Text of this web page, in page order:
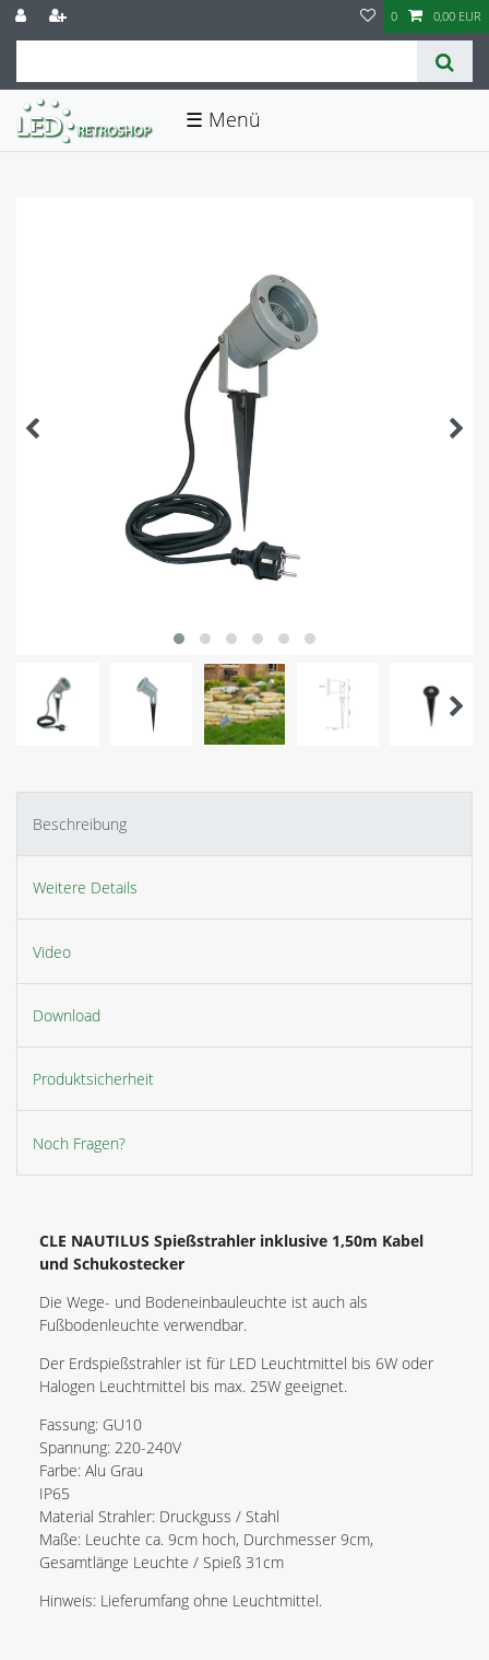
0 0,00 EUR
☰
Beschreibung
Weitere Details
Video
Download
Produktsicherheit
Noch Fragen?
CLE NAUTILUS Spießstrahler inklusive 1,50m Kabel
und Schukostecker
Die Wege- und Bodeneinbauleuchte ist auch als
Fußbodenleuchte verwendbar.
Der Erdspießstrahler ist für LED Leuchtmittel bis 6W oder
Halogen Leuchtmittel bis max. 25W geeignet.
Fassung: GU10
Spannung: 220-240V
Farbe: Alu Grau
IP65
Material Strahler: Druckguss / Stahl
Maße: Leuchte ca. 9cm hoch, Durchmesser 9cm,
Gesamtlänge Leuchte / Spieß 31cm
Hinweis: Lieferumfang ohne Leuchtmittel.